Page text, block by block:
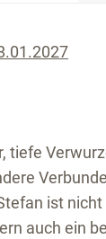
tiefe
ist
auch ein